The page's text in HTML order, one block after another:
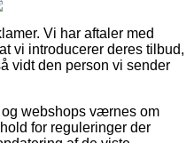
Vi har aftaler med
vi introducerer deres tilbud,
vidt den person vi sender
webshops værnes om
for reguleringer der